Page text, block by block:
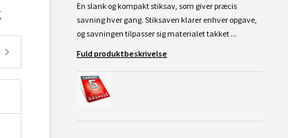
En slank og kompakt stiksav, som giver præcis
savning hver gang. Stiksaven klarer enhver opgave,
og savningen tilpasser sig materialet takket ...
Fuld produktbeskrivelse